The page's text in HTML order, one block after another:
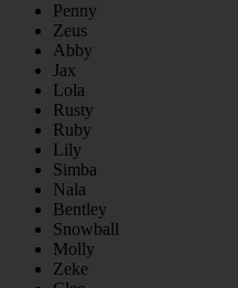
Penny
Zeus
Abby
Jax
Lola
Rusty
Ruby
Lily
Simba
Nala
Bentley
Snowball
Molly
Zeke